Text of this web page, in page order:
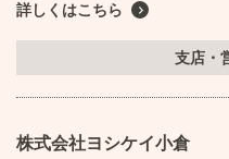
詳しくはこちら
支店・
株式会社ヨシケイ小倉